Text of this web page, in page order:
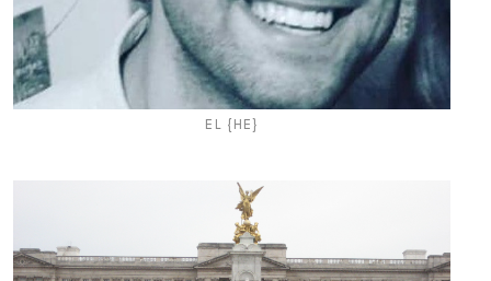
EL {HE}